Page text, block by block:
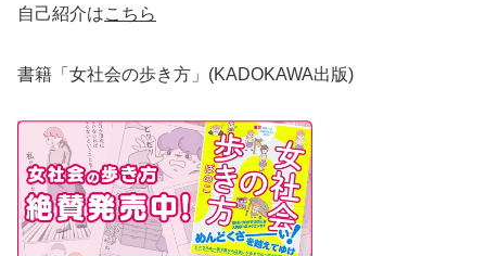
自己紹介はこちら
書籍「女社会の歩き方」(KADOKAWA出版)